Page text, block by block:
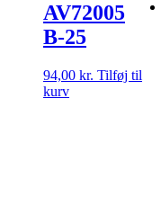
AV72005
B-25
94,00 kr. Tilføj til
kurv